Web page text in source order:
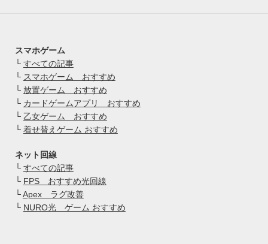
スマホゲーム
└ すべての記事
└ スマホゲーム おすすめ
└ 放置ゲーム おすすめ
└ カードゲームアプリ おすすめ
└ 乙女ゲーム おすすめ
└ 着せ替えゲーム おすすめ
ネット回線
└ すべての記事
└ FPS おすすめ光回線
└Apex ラグ改善
└ NURO光 ゲーム おすすめ